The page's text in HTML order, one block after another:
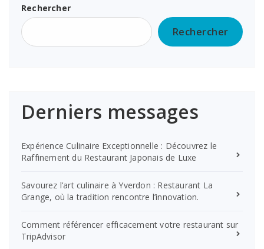
Rechercher
Rechercher
Derniers messages
Expérience Culinaire Exceptionnelle : Découvrez le
Raffinement du Restaurant Japonais de Luxe
Savourez l’art culinaire à Yverdon : Restaurant La
Grange, où la tradition rencontre l’innovation.
Comment référencer efficacement votre restaurant sur
TripAdvisor